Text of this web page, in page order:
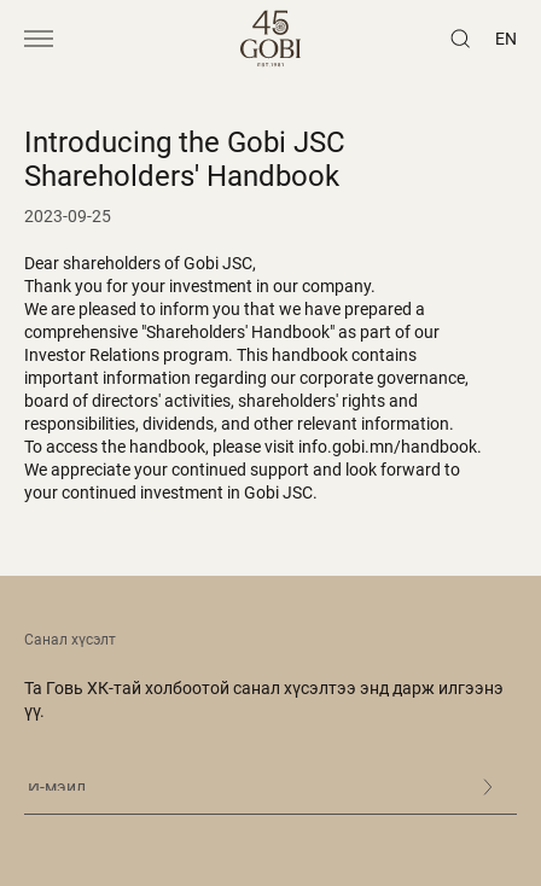
EN
Introducing the Gobi JSC
Shareholders' Handbook
2023-09-25
Dear shareholders of Gobi JSC,
Thank you for your investment in our company.
We are pleased to inform you that we have prepared a
comprehensive "Shareholders' Handbook" as part of our
Investor Relations program. This handbook contains
important information regarding our corporate governance,
board of directors' activities, shareholders' rights and
responsibilities, dividends, and other relevant information.
To access the handbook, please visit info.gobi.mn/handbook.
We appreciate your continued support and look forward to
your continued investment in Gobi JSC.
Санал хүсэлт
Та Говь ХК-тай холбоотой санал хүсэлтээ энд дарж илгээнэ
үү.